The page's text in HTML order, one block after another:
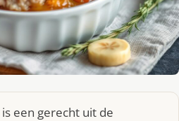
een gerecht uit de